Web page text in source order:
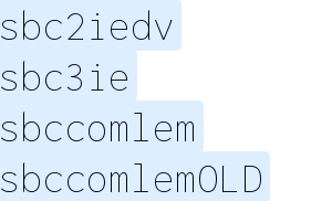
sbc2iedv
sbc3ie
sbccomlem
sbccomlemOLD